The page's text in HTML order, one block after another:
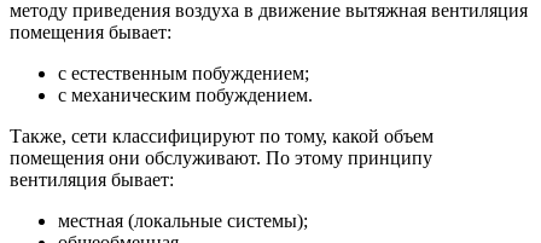
методу приведения воздуха в движение вытяжная вентиляция
помещения бывает:
с естественным побуждением;
с механическим побуждением.
Также, сети классифицируют по тому, какой объем
помещения они обслуживают. По этому принципу
вентиляция бывает:
местная (локальные системы);